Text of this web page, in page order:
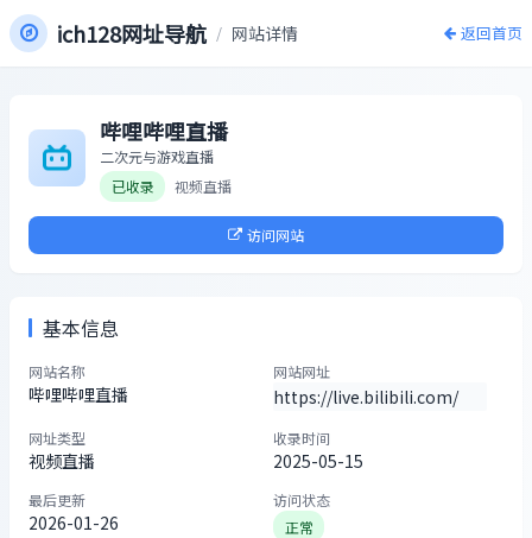
ich128网址导航 / 网站详情 返回首页
哔哩哔哩直播
二次元与游戏直播
已收录
视频直播
访问网站
基本信息
网站名称
哔哩哔哩直播
网站网址
https://live.bilibili.com/
网址类型
视频直播
收录时间
2025-05-15
最后更新
2026-01-26
访问状态
正常